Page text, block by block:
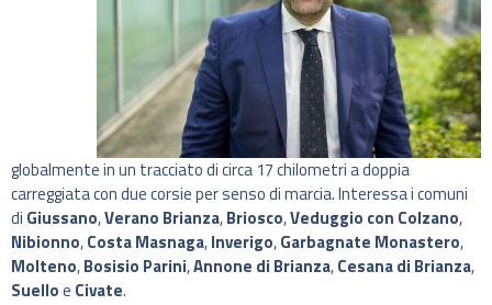
globalmente in un tracciato di circa 17 chilometri a doppia
carreggiata con due corsie per senso di marcia. Interessa i comuni
di Giussano,Verano Brianza,Briosco,Veduggio con Colzano,
Nibionno,Costa Masnaga,Inverigo,Garbagnate Monastero,
Molteno,Bosisio Parini,Annone di Brianza,Cesana di Brianza,
Suelloe Civate.